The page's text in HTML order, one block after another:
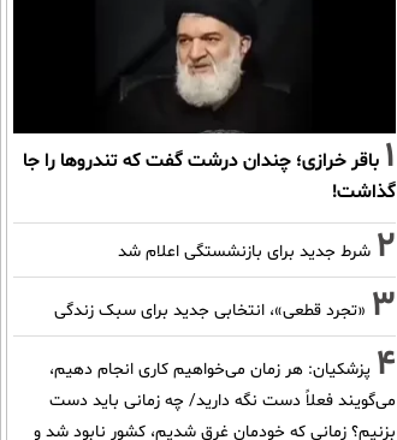
1 باقر خرازی؛ چندان درشت گفت که تندروها را جا
گذاشت!
2 شرط جدید برای بازنشستگی اعلام شد
3 «تجرد قطعی»، انتخابی جدید برای سبک زندگی
4 پزشکیان: هر زمان می‌خواهیم کاری انجام دهیم،
می‌گویند فعلاً دست نگه دارید/ چه زمانی باید دست
بزنیم؟ زمانی که خودمان غرق شدیم، کشور نابود شد و